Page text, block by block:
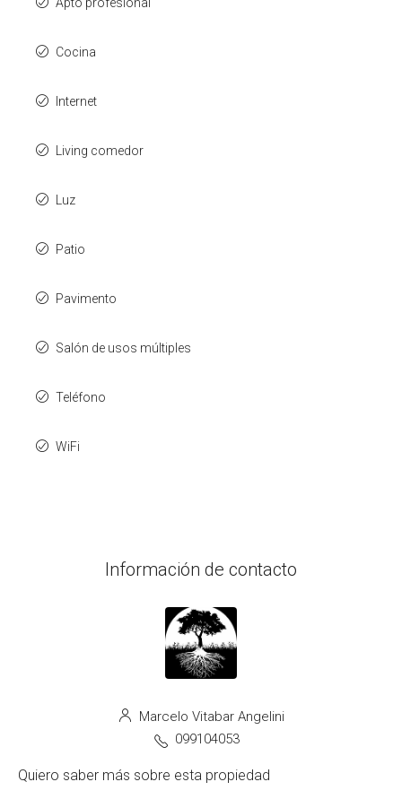
Cocina
Internet
Living comedor
Luz
Patio
Pavimento
Salón de usos múltiples
Teléfono
WiFi
Información de contacto
Marcelo Vitabar Angelini
099104053
Quiero saber más sobre esta propiedad